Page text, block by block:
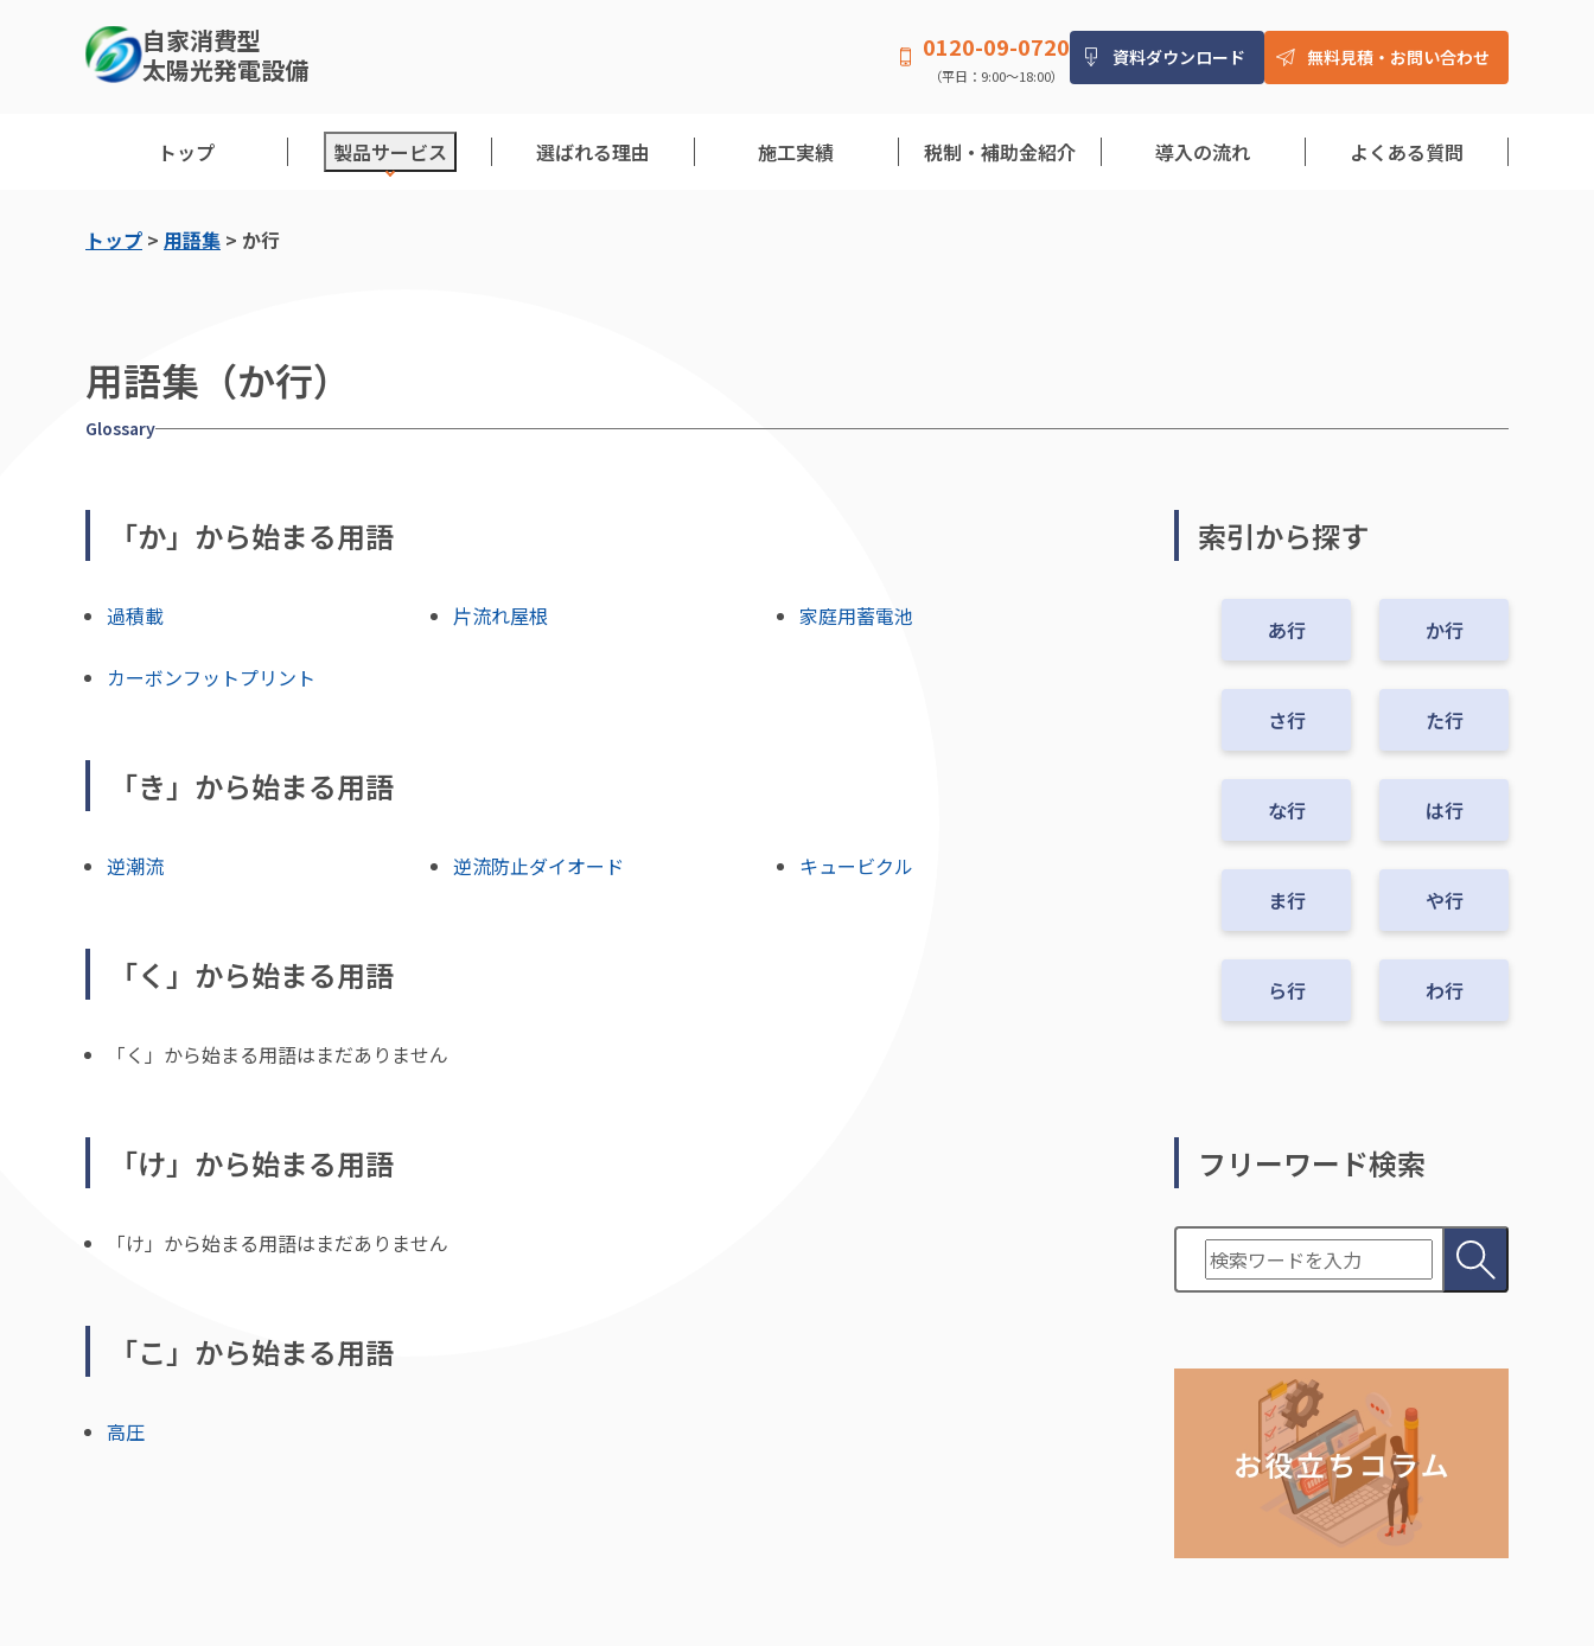
自家消費型
太陽光発電設備
0120-09-0720
（平日：9:00〜18:00）
資料ダウンロード 無料見積・お問い合わせ
トップ 製品サービス 選ばれる理由 施工実績 税制・補助金紹介 導入の流れ よくある質問
トップ > 用語集 > か行
用語集（か行）
Glossary
「か」から始まる用語
過積載 片流れ屋根 家庭用蓄電池
カーボンフットプリント
「き」から始まる用語
逆潮流 逆流防止ダイオード キュービクル
「く」から始まる用語
「く」から始まる用語はまだありません
「け」から始まる用語
「け」から始まる用語はまだありません
「こ」から始まる用語
高圧
索引から探す
あ行 か行
さ行 た行
な行 は行
ま行 や行
ら行 わ行
フリーワード検索